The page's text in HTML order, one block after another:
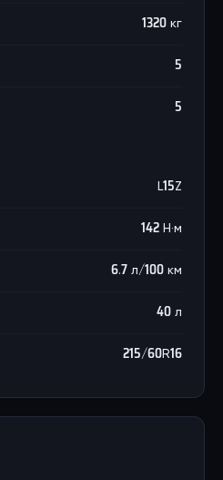
1320 кг
5
5
L15Z
142 Н·м
6.7 л/100 км
40 л
215/60R16